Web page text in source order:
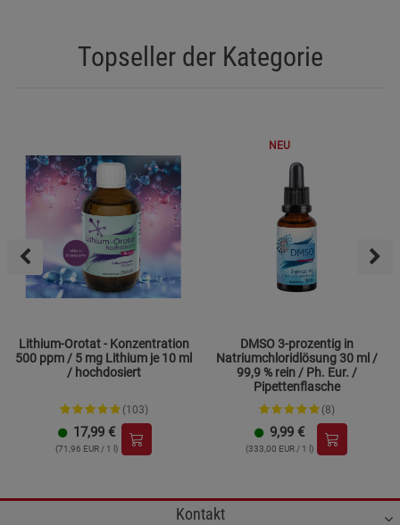
Topseller der Kategorie
Lithium-Orotat - Konzentration
500 ppm / 5 mg Lithium je 10 ml
/ hochdosiert
(103)
17,99 €
(71,96 EUR / 1 l)
NEU
DMSO 3-prozentig in
Natriumchloridlösung 30 ml /
99,9 % rein / Ph. Eur. /
Pipettenflasche
(8)
9,99 €
(333,00 EUR / 1 l)
Kontakt